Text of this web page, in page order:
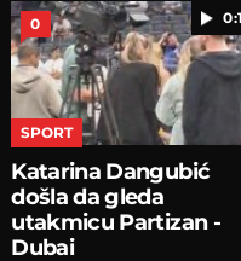
0
SPORT
Katarina Dangubić
došla da gleda
utakmicu Partizan -
Dubai